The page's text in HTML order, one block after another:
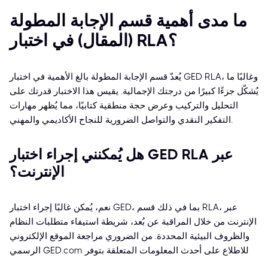
ما مدى أهمية قسم الإجابة المطولة
(المقال) في اختبار RLA؟
يُعدّ قسم الإجابة المطولة بالغ الأهمية في اختبار GED RLA، وغالبًا ما
يُشكّل جزءًا كبيرًا من درجتك الإجمالية. يقيس هذا الاختبار قدرتك على
التحليل والتركيب وعرض حجة منطقية كتابيًا، مما يُظهر مهارات
التفكير النقدي والتواصل الضرورية للنجاح الأكاديمي والمهني.
هل يُمكنني إجراء اختبار GED RLA عبر
الإنترنت؟
نعم، يُمكن غالبًا إجراء اختبار GED، بما في ذلك قسم RLA، عبر
الإنترنت من خلال المراقبة عن بُعد، شريطة استيفاء متطلبات النظام
والظروف البيئية المحددة. من الضروري مراجعة الموقع الإلكتروني
الرسمي GED.com للاطلاع على أحدث المعلومات المتعلقة بتوفر